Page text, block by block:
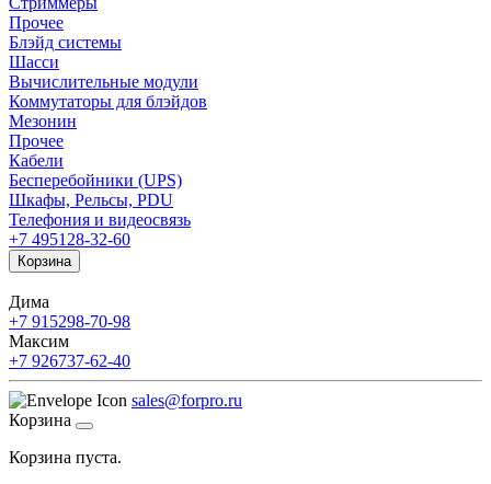
Прочее
Блэйд системы
Шасси
Вычислительные модули
Коммутаторы для блэйдов
Мезонин
Прочее
Кабели
Бесперебойники (UPS)
Шкафы, Рельсы, PDU
Телефония и видеосвязь
+7 495128-32-60
Корзина
Дима
+7 915298-70-98
Максим
+7 926737-62-40
sales@forpro.ru
Корзина
Корзина пуста.